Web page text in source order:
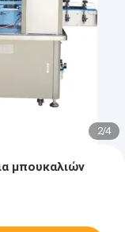
2/4
μπουκαλιών